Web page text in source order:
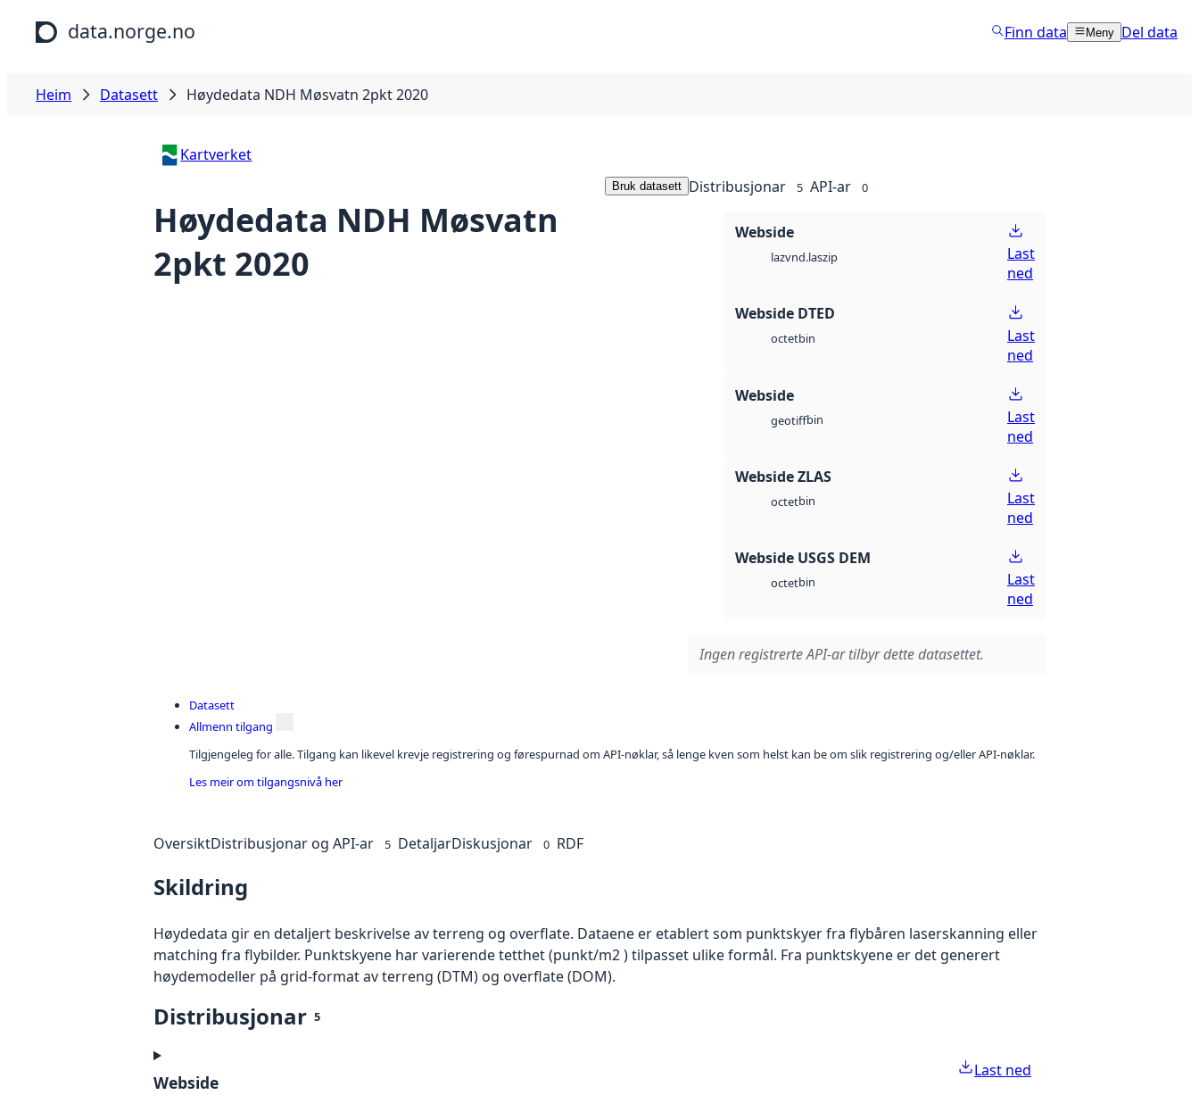
Hopp til hovudinnhald
data.norge.no Finn data Meny Del data
Heim Datasett Høydedata NDH Møsvatn 2pkt 2020
Kartverket
Høydedata NDH Møsvatn
2pkt 2020
Bruk datasett Distribusjonar 5 API-ar 0
Webside
lazvnd.laszip
Last
ned
Webside DTED
octetbin
Last
ned
Webside
geotiffbin
Last
ned
Webside ZLAS
octetbin
Last
ned
Webside USGS DEM
octetbin
Last
ned
Ingen registrerte API-ar tilbyr dette datasettet.
Datasett
Allmenn tilgang
Tilgjengeleg for alle. Tilgang kan likevel krevje registrering og førespurnad om API-nøklar, så lenge kven som helst kan be om slik registrering og/eller API-nøklar.
Les meir om tilgangsnivå her
OversiktDistribusjonar og API-ar 5 DetaljarDiskusjonar 0 RDF
Skildring
Høydedata gir en detaljert beskrivelse av terreng og overflate. Dataene er etablert som punktskyer fra flybåren laserskanning eller
matching fra flybilder. Punktskyene har varierende tetthet (punkt/m2 ) tilpasset ulike formål. Fra punktskyene er det generert
høydemodeller på grid-format av terreng (DTM) og overflate (DOM).
Distribusjonar 5
Webside
Last ned